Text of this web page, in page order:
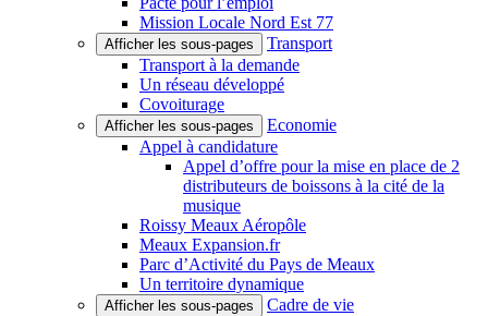
Mission Locale Nord Est 77
Afficher les sous-pages
Transport
Transport à la demande
Un réseau développé
Covoiturage
Afficher les sous-pages
Economie
Appel à candidature
Appel d’offre pour la mise en place de 2
distributeurs de boissons à la cité de la
musique
Roissy Meaux Aéropôle
Meaux Expansion.fr
Parc d’Activité du Pays de Meaux
Un territoire dynamique
Afficher les sous-pages
Cadre de vie